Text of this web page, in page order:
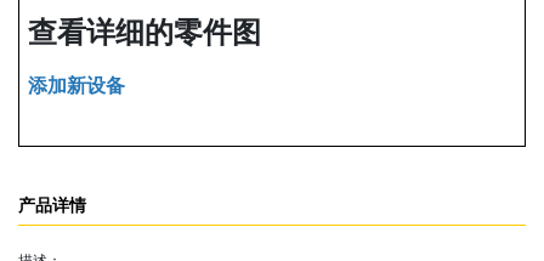
查看详细的零件图
添加新设备
产品详情